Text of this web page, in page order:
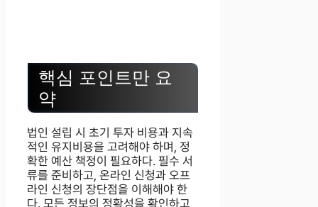
핵심 포인트만 요
약
법인 설립 시 초기 투자 비용과 지속
적인 유지비용을 고려해야 하며, 정
확한 예산 책정이 필요하다. 필수 서
류를 준비하고, 온라인 신청과 오프
라인 신청의 장단점을 이해해야 한
다. 모든 정보의 정확성을 확인하고,